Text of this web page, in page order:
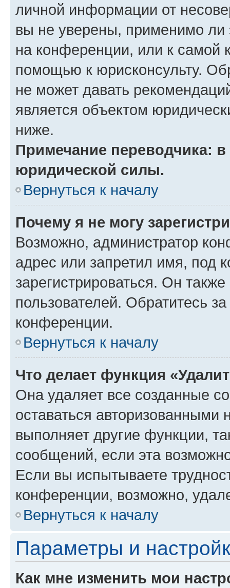
личной информации от
вы не уверены, применимо ли
на конференции, или к самой
помощью к юрисконсульту.
не может давать
является объектом
ниже.
Примечание переводчика:
юридической силы.
Вернуться к началу
Почему я не могу
Возможно, администратор
адрес или запретил имя, под
зарегистрироваться. Он
пользователей. Обратитесь
конференции.
Вернуться к началу
Что делает функция
Она удаляет все созданные
оставаться авторизованными
выполняет другие функции,
сообщений, если эта
Если вы испытываете
конференции, возможно,
Вернуться к началу
Параметры и
Как мне изменить мои